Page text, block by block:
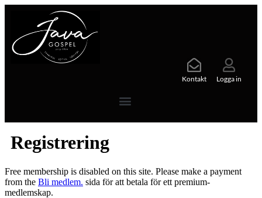
Kontakt Logga in
Registrering
Free membership is disabled on this site. Please make a payment
from the Bli medlem. sida för att betala för ett premium-
medlemskap.